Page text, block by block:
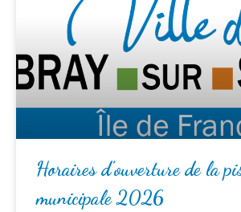
Horaires d’ouverture de la
municipale 2026